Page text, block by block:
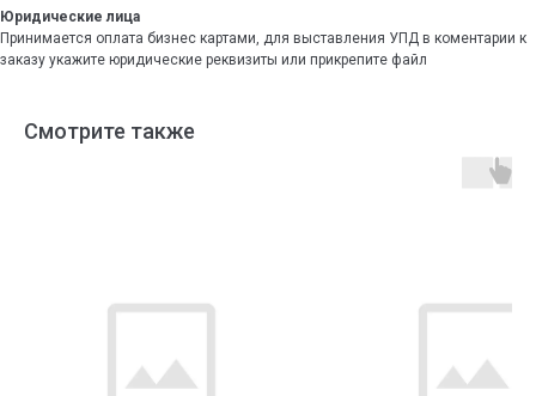
Юридические лица
Принимается оплата бизнес картами, для выставления УПД в коментарии к
заказу укажите юридические реквизиты или прикрепите файл
Смотрите также